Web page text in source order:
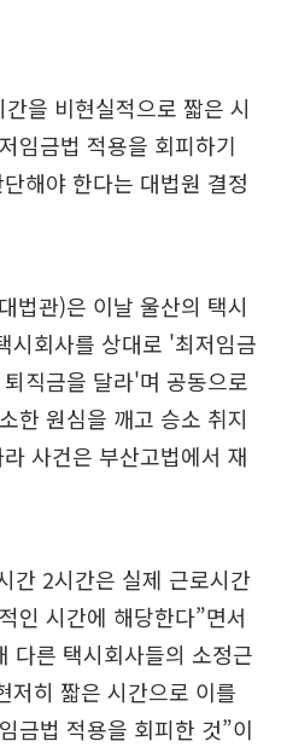
을 비현실적으로 짧은 시
임금법 적용을 회피하기
해야 한다는 대법원 결정
법관)은 이날 울산의 택시
시회사를 상대로 '최저임금
직금을 달라'며 공동으로
한 원심을 깨고 승소 취지
사건은 부산고법에서 재
간 2시간은 실제 근로시간
인 시간에 해당한다”면서
다른 택시회사들의 소정근
저히 짧은 시간으로 이를
금법 적용을 회피한 것”이